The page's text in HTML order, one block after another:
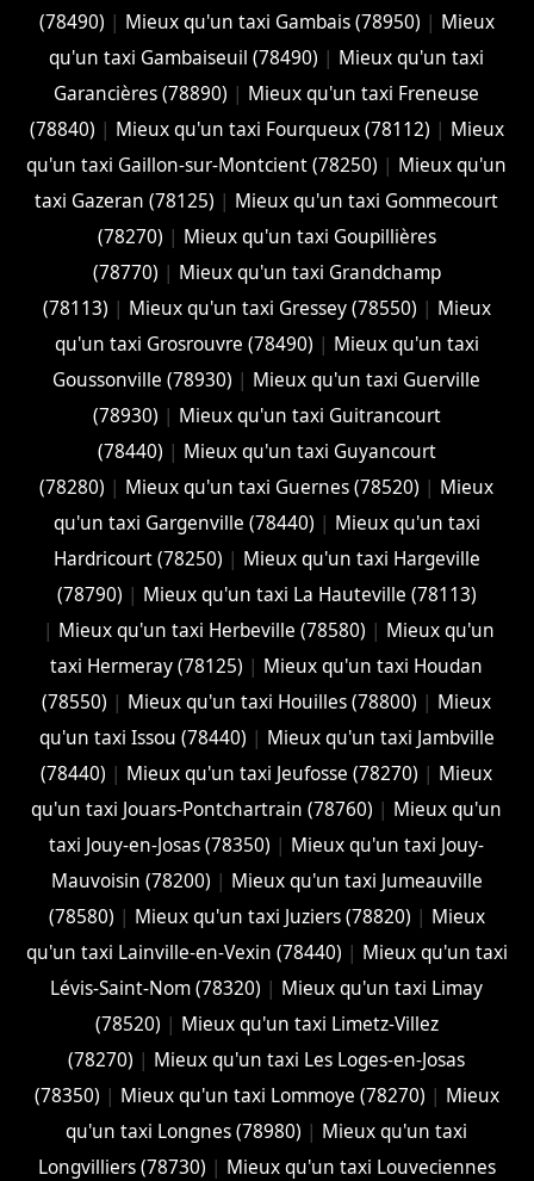
(78490) | Mieux qu'un taxi Gambais (78950) | Mieux
qu'un taxi Gambaiseuil (78490) | Mieux qu'un taxi
Garancières (78890) | Mieux qu'un taxi Freneuse
(78840) | Mieux qu'un taxi Fourqueux (78112) | Mieux
qu'un taxi Gaillon-sur-Montcient (78250) | Mieux qu'un
taxi Gazeran (78125) | Mieux qu'un taxi Gommecourt
(78270) | Mieux qu'un taxi Goupillières
(78770) | Mieux qu'un taxi Grandchamp
(78113) | Mieux qu'un taxi Gressey (78550) | Mieux
qu'un taxi Grosrouvre (78490) | Mieux qu'un taxi
Goussonville (78930) | Mieux qu'un taxi Guerville
(78930) | Mieux qu'un taxi Guitrancourt
(78440) | Mieux qu'un taxi Guyancourt
(78280) | Mieux qu'un taxi Guernes (78520) | Mieux
qu'un taxi Gargenville (78440) | Mieux qu'un taxi
Hardricourt (78250) | Mieux qu'un taxi Hargeville
(78790) | Mieux qu'un taxi La Hauteville (78113)
| Mieux qu'un taxi Herbeville (78580) | Mieux qu'un
taxi Hermeray (78125) | Mieux qu'un taxi Houdan
(78550) | Mieux qu'un taxi Houilles (78800) | Mieux
qu'un taxi Issou (78440) | Mieux qu'un taxi Jambville
(78440) | Mieux qu'un taxi Jeufosse (78270) | Mieux
qu'un taxi Jouars-Pontchartrain (78760) | Mieux qu'un
taxi Jouy-en-Josas (78350) | Mieux qu'un taxi Jouy-
Mauvoisin (78200) | Mieux qu'un taxi Jumeauville
(78580) | Mieux qu'un taxi Juziers (78820) | Mieux
qu'un taxi Lainville-en-Vexin (78440) | Mieux qu'un taxi
Lévis-Saint-Nom (78320) | Mieux qu'un taxi Limay
(78520) | Mieux qu'un taxi Limetz-Villez
(78270) | Mieux qu'un taxi Les Loges-en-Josas
(78350) | Mieux qu'un taxi Lommoye (78270) | Mieux
qu'un taxi Longnes (78980) | Mieux qu'un taxi
Longvilliers (78730) | Mieux qu'un taxi Louveciennes